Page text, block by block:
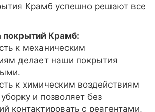
Крамб успешно решают все
Крамб:
к механическим
делает наши покрытия
к химическим воздействиям
и позволяет без
контактировать с реагентами,